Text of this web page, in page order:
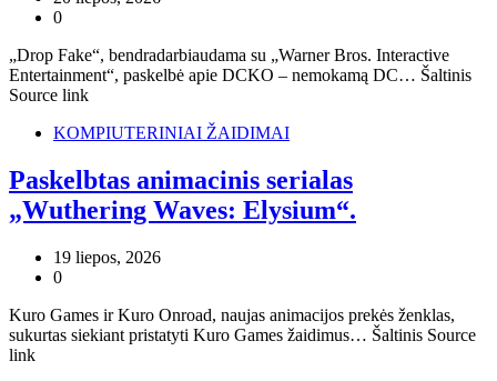
0
„Drop Fake“, bendradarbiaudama su „Warner Bros. Interactive
Entertainment“, paskelbė apie DCKO – nemokamą DC… Šaltinis
Source link
KOMPIUTERINIAI ŽAIDIMAI
Paskelbtas animacinis serialas
„Wuthering Waves: Elysium“.
19 liepos, 2026
0
Kuro Games ir Kuro Onroad, naujas animacijos prekės ženklas,
sukurtas siekiant pristatyti Kuro Games žaidimus… Šaltinis Source
link